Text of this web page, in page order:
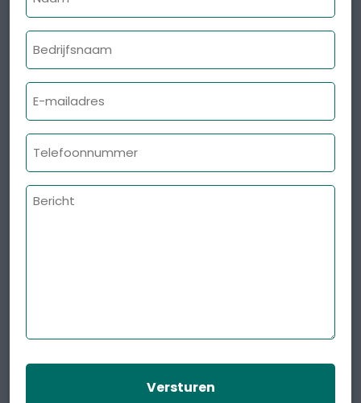
Bedrijfsnaam
E-
mailadres
Telefoonnummer
Bericht